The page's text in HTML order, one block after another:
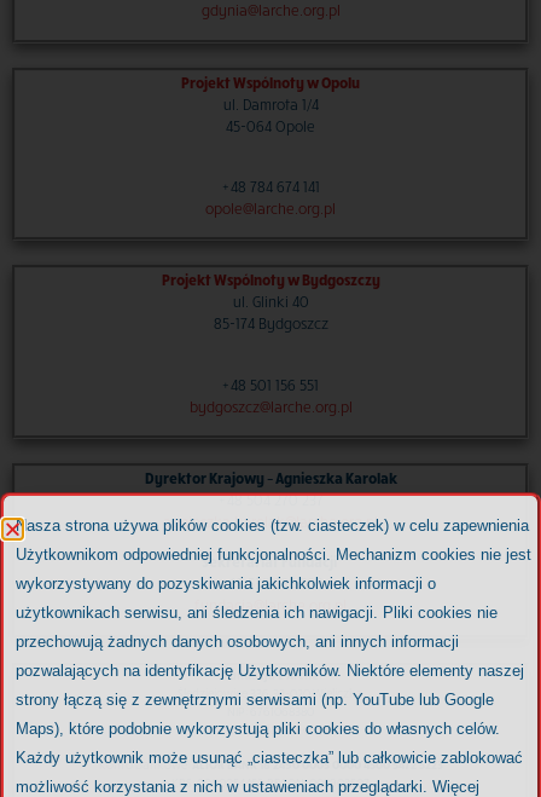
gdynia@larche.org.pl
Projekt Wspólnoty w Opolu
ul. Damrota 1/4
45-064 Opole
+48 784 674 141
opole@larche.org.pl
Projekt Wspólnoty w Bydgoszczy
ul. Glinki 40
85-174 Bydgoszcz
+48 501 156 551
bydgoszcz@larche.org.pl
Dyrektor Krajowy – Agnieszka Karolak
+48 504 270 237
agnieszka.karolak@larche.org.pl
Sekretariat Fundacji
+48 535 934 765
fundacja@larche.org.pl
Fundacja L’Arche
Śledziejowice 336, 32-020 Wieliczka
fundacja@larche.org.pl
Konto bankowe: ALIOR BANK 18 2490 0005 0000 4500 5472 5223
KRS: 0000054452,REGON: 003902507
Nasza strona używa plików cookies (tzw. ciasteczek) w celu zapewnienia
Użytkownikom odpowiedniej funkcjonalności. Mechanizm cookies nie jest
wykorzystywany do pozyskiwania jakichkolwiek informacji o
użytkownikach serwisu, ani śledzenia ich nawigacji. Pliki cookies nie
przechowują żadnych danych osobowych, ani innych informacji
pozwalających na identyfikację Użytkowników. Niektóre elementy naszej
strony łączą się z zewnętrznymi serwisami (np. YouTube lub Google
Maps), które podobnie wykorzystują pliki cookies do własnych celów.
Każdy użytkownik może usunąć „ciasteczka” lub całkowicie zablokować
możliwość korzystania z nich w ustawieniach przeglądarki. Więcej